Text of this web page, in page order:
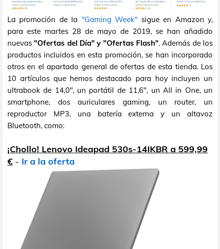
La promoción de la "Gaming Week" sigue en Amazon y,
para este martes 28 de mayo de 2019, se han añadido
nuevas"Ofertas del Día" y "Ofertas Flash". Además de los
productos incluidos en esta promoción, se han incorporado
otros en el apartado general de ofertas de esta tienda. Los
10 artículos que hemos destacado para hoy incluyen un
ultrabook de 14,0", un portátil de 11,6", un All in One, un
smartphone, dos auriculares gaming, un router, un
reproductor MP3, una batería externa y un altavoz
Bluetooth, como:
¡Chollo! Lenovo Ideapad 530s-14IKBR a 599,99
€ - Ir a la oferta